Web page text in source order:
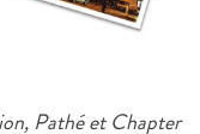
Pathé et Chapter